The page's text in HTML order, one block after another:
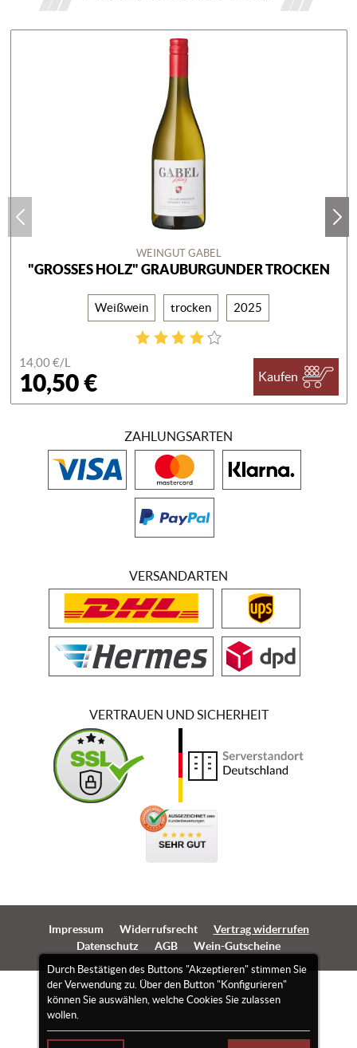
WEINGUT GABEL
"GROSSES HOLZ" GRAUBURGUNDER TROCKEN
Weißwein trocken 2025
14,00 €/L
10,50 € Kaufen
Durch Bestätigen des Buttons "Akzeptieren" stimmen Sie
der Verwendung zu. Über den Button "Konfigurieren"
können Sie auswählen, welche Cookies Sie zulassen
wollen.
ZAHLUNGSARTEN
VERSANDARTEN
VERTRAUEN UND SICHERHEIT
Impressum Widerrufsrecht
Vertrag widerrufen
Datenschutz
AGB Wein-Gutscheine